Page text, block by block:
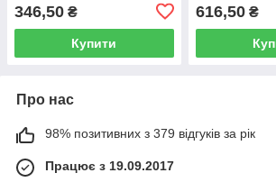
4101041
346,50 ₴
Купити
4100941
616,50₴
Про нас
98% позитивних з 379 відгуків за рік
Працює з 19.09.2017